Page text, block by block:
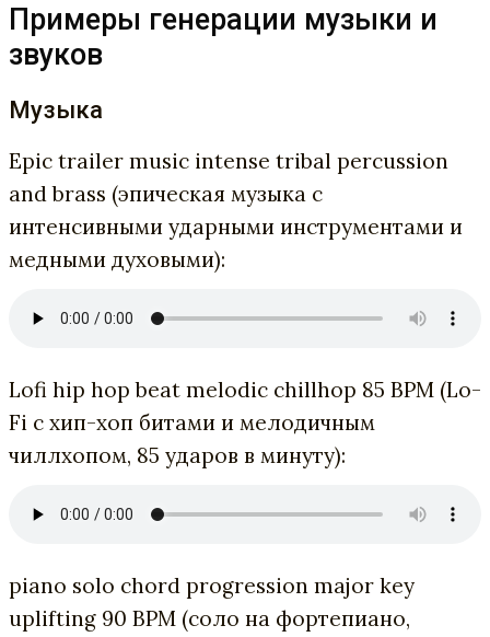
Примеры генерации музыки и
звуков
Музыка
Epic trailer music intense tribal percussion
and brass (эпическая музыка с
интенсивными ударными инструментами и
медными духовыми):
Lofi hip hop beat melodic chillhop 85 BPM (Lo-
Fi с хип-хоп битами и мелодичным
чиллхопом, 85 ударов в минуту):
piano solo chord progression major key
uplifting 90 BPM (соло на фортепиано,